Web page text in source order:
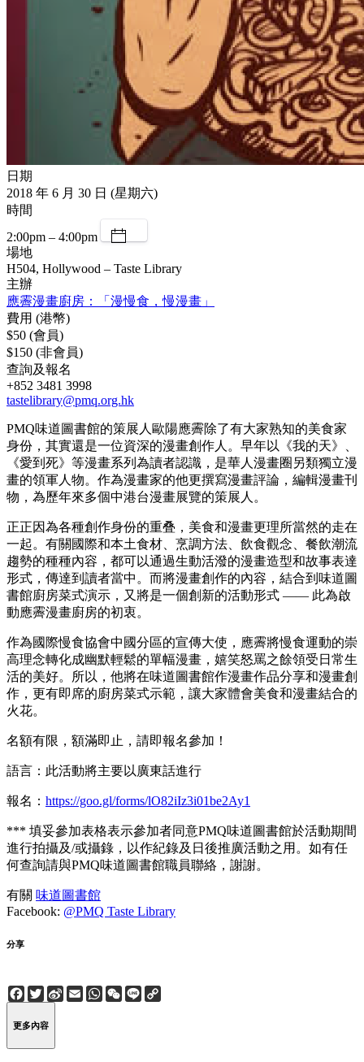
日期
2018 年 6 月 30 日 (星期六)
時間
2:00pm – 4:00pm
場地
H504, Hollywood – Taste Library
主辦
應霽漫畫廚房：「漫慢食，慢漫畫」
費用 (港幣)
$50 (會員)
$150 (非會員)
查詢及報名
+852 3481 3998
tastelibrary@pmq.org.hk
PMQ味道圖書館的策展人歐陽應霽除了有大家熟知的美食家
身份，其實還是一位資深的漫畫創作人。早年以《我的天》、
《愛到死》等漫畫系列為讀者認識，是華人漫畫圈另類獨立漫
畫的領軍人物。作為漫畫家的他更撰寫漫畫評論，編輯漫畫刊
物，為歷年來多個中港台漫畫展覽的策展人。
正正因為各種創作身份的重叠，美食和漫畫更理所當然的走在
一起。有關國際和本土食材、烹調方法、飲食觀念、餐飲潮流
趨勢的種種內容，都可以通過生動活潑的漫畫造型和故事表達
形式，傳達到讀者當中。而將漫畫創作的內容，結合到味道圖
書館廚房菜式演示，又將是一個創新的活動形式 —— 此為啟
動應霽漫畫廚房的初衷。
作為國際慢食協會中國分區的宣傳大使，應霽將慢食運動的崇
高理念轉化成幽默輕鬆的單幅漫畫，嬉笑怒罵之餘領受日常生
活的美好。所以，他將在味道圖書館作漫畫作品分享和漫畫創
作，更有即席的廚房菜式示範，讓大家體會美食和漫畫結合的
火花。
名額有限，額滿即止，請即報名參加！
語言：此活動將主要以廣東話進行
報名： https://goo.gl/forms/lO82iIz3i01be2Ay1
*** 填妥參加表格表示參加者同意PMQ味道圖書館於活動期間
進行拍攝及/或攝錄，以作紀錄及日後推廣活動之用。如有任
何查詢請與PMQ味道圖書館職員聯絡，謝謝。
有關 味道圖書館
Facebook: @PMQ Taste Library
分享
Facebook
Twitter
Sina
Weibo
EmailWhatsApp
WeChat
Line
更多內容